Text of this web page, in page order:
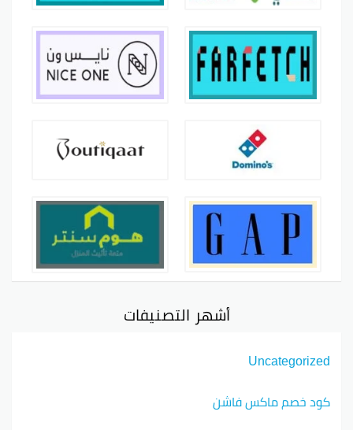
أشهر التصنيفات
Uncategorized
كود خصم ماكس فاشن